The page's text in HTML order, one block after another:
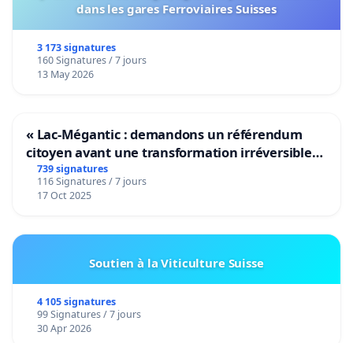
dans les gares Ferroviaires Suisses
3 173 signatures
160 Signatures / 7 jours
13 May 2026
« Lac-Mégantic : demandons un référendum
citoyen avant une transformation irréversible
de notre territoire »
739 signatures
116 Signatures / 7 jours
17 Oct 2025
Soutien à la Viticulture Suisse
4 105 signatures
99 Signatures / 7 jours
30 Apr 2026